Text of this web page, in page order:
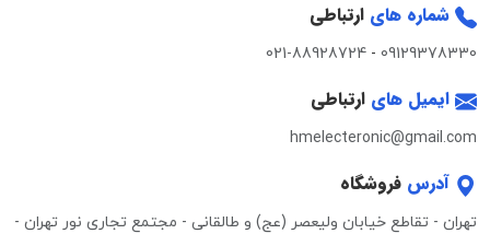
شماره های ارتباطی
09129378330
-
021-88928724
ایمیل های ارتباطی
hmelecteronic@gmail.com
آدرس فروشگاه
تهران - تقاطع خیابان ولیعصر (عج) و طالقانی - مجتمع تجاری نور تهران -